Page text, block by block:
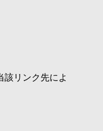
リンク先によ